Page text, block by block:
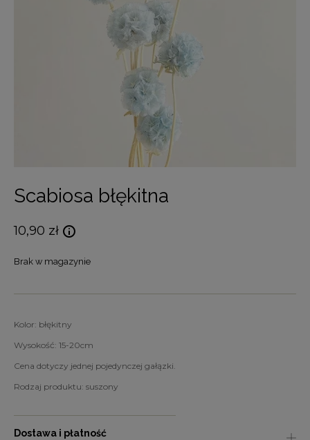
Scabiosa błękitna
10,90 zł
Brak w magazynie
Kolor: błękitny
Wysokość: 15-20cm
Cena dotyczy jednej pojedynczej gałązki.
Rodzaj produktu: suszony
Dostawa i płatność